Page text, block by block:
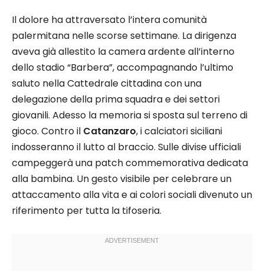
Il dolore ha attraversato l’intera comunità
palermitana nelle scorse settimane. La dirigenza
aveva già allestito la camera ardente all’interno
dello stadio “Barbera”, accompagnando l’ultimo
saluto nella Cattedrale cittadina con una
delegazione della prima squadra e dei settori
giovanili. Adesso la memoria si sposta sul terreno di
gioco. Contro il Catanzaro, i calciatori siciliani
indosseranno il lutto al braccio. Sulle divise ufficiali
campeggerà una patch commemorativa dedicata
alla bambina. Un gesto visibile per celebrare un
attaccamento alla vita e ai colori sociali divenuto un
riferimento per tutta la tifoseria.